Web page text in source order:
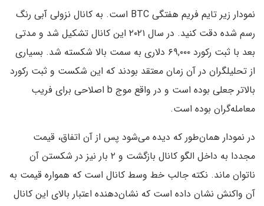
نمودار زیر تایم فریم هفتگی BTC است. به کانال نزولی آبی رنگ
رسم شده دقت کنید. در سال ۲۰۲۱ این کانال تشکیل شد و مدتی
بعد با ثبت رکورد ۶۹,۰۰۰ دلاری به سمت بالا شکسته شد. بسیاری
از تحلیلگران در آن زمان معتقد بودند که این شکست و ثبت رکورد
بالاتر جعلی بوده است و در واقع موج b اصلاحی برای فریب
معامله‌گران بوده است.
در نمودار همان‌طور که دیده می‌شود پس از آن اتفاق، قیمت
مجددا به داخل الگو کانال بازگشت و ۲ بار نیز در شکستن آن
ناتوان ماند. نکته جالب خط وسط کانال است که همواره قیمت به
آن واکنش نشان داده است که نشان‌دهنده اعتبار بالای این کانال